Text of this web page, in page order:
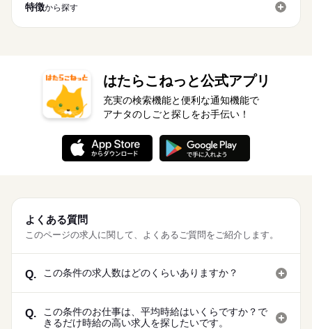
特徴から探す
はたらこねっと公式アプリ
充実の検索機能と便利な通知機能で
アナタのしごと探しをお手伝い！
よくある質問
このページの求人に関して、よくあるご質問をご紹介します。
Q. この条件の求人数はどのくらいありますか？
Q.
この条件のお仕事は、平均時給はいくらですか？で
きるだけ時給の高い求人を探したいです。